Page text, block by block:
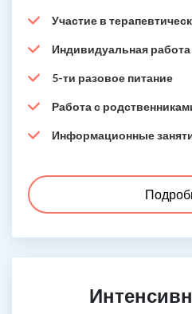
Участие в
Индивидуальная
5-ти разовое питание
Работа с
Информационные